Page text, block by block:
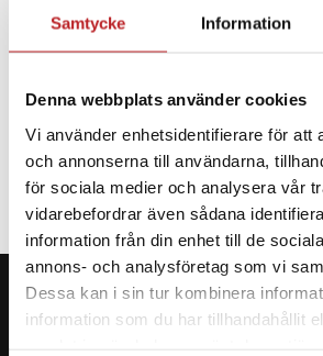
Samtycke Information
Denna webbplats använder cookies
Vi använder enhetsidentifierare för att
och annonserna till användarna,
för sociala medier och analysera vår
vidarebefordrar även sådana
information från din enhet till de
annons- och analysföretag som vi
Dessa kan i sin tur kombinera
information som du har tillhandahållit
SPECIFIKATION